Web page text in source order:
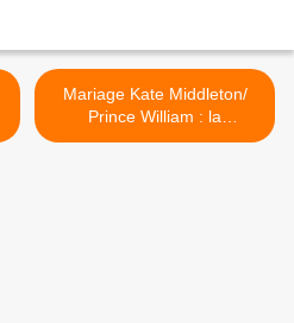
Mariage Kate Middleton/
Prince William : la
république coûte beaucoup